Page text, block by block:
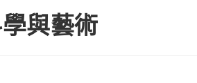
與藝術